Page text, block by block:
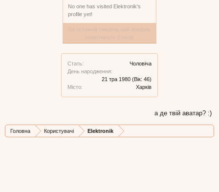
No one has visited Elektronik's
profile yet!
Стать:
Чоловіча
День народження:
21 тра 1980 (Вік: 46)
Місто:
Харків
а де твій аватар? :)
Головна Користувачі Elektronik